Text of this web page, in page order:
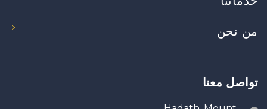
من نحن
تواصل معنا